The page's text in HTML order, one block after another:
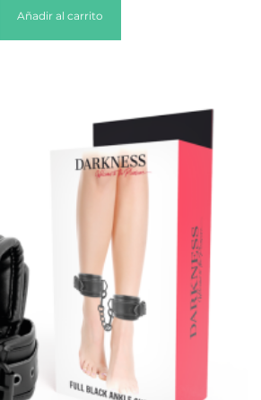
Añadir al carrito